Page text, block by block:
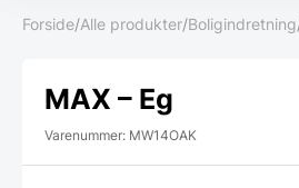
Forside/Alle produkter/Boligindretning
MAX – Eg
Varenummer: MW14OAK